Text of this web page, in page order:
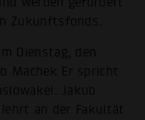
Zukunftsfonds.
Dienstag, den
Machek Er spricht
Jakub
an der Fakultät